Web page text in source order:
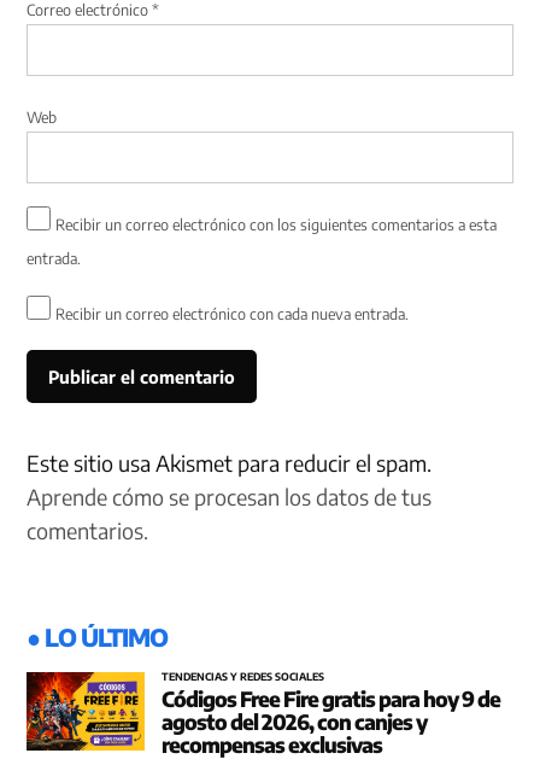
Correo electrónico*
Web
Recibir un correo electrónico con los siguientes comentarios a esta
entrada.
Recibir un correo electrónico con cada nueva entrada.
Este sitio usa Akismet para reducir el spam.
Aprende cómo se procesan los datos de tus
comentarios.
● LO ÚLTIMO
TENDENCIAS Y REDES SOCIALES
Códigos Free Fire gratis para hoy 9 de
agosto del 2026, con canjes y
recompensas exclusivas